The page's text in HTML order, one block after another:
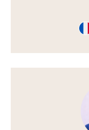
en
Voir